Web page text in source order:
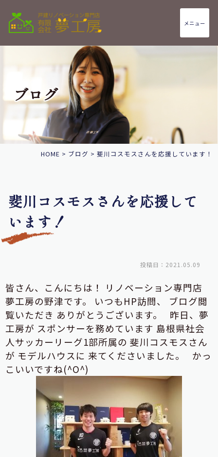
メニュー
ブログ
HOME > ブログ > 斐川コスモスさんを応援しています！
斐川コスモスさんを応援して
います！
投稿日：2021.05.09
皆さん、こんにちは！
リノベーション専門店
夢工房の野津です。
いつもHP訪問、
ブログ閲
覧いただき ありがとうございます。
昨日、夢
工房が スポンサーを務めています 島根県社会
人サッカーリーグ1部所属の 斐川コスモスさん
が モデルハウスに 来てくださいました。
かっ
こいいですね(^O^)